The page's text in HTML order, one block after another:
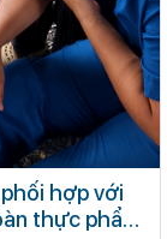
hợp với
thực phẩm